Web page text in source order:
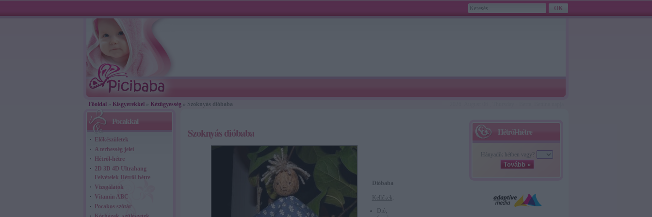
Főoldal » Kisgyerekkel » Kézügyesség » Szoknyás dióbaba
Szoknyás dióbaba
Dióbaba
Kellékek:
Dió,
Hétről-hétre
Hányadik hétben vagy?
Tovább »
Pocakkal
Előkészületek
A terhesség jelei
Hétről-hétre
2D 3D 4D Ultrahang
Felvételek Hétről-hétre
Vizsgálatok
Vitamin ABC
Pocakos szótár